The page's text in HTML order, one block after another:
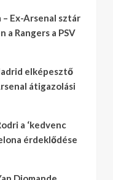
Ex-Arsenal sztár
a Rangers a PSV
elképesztő
átigazolási
a ‘kedvenc
érdeklődése